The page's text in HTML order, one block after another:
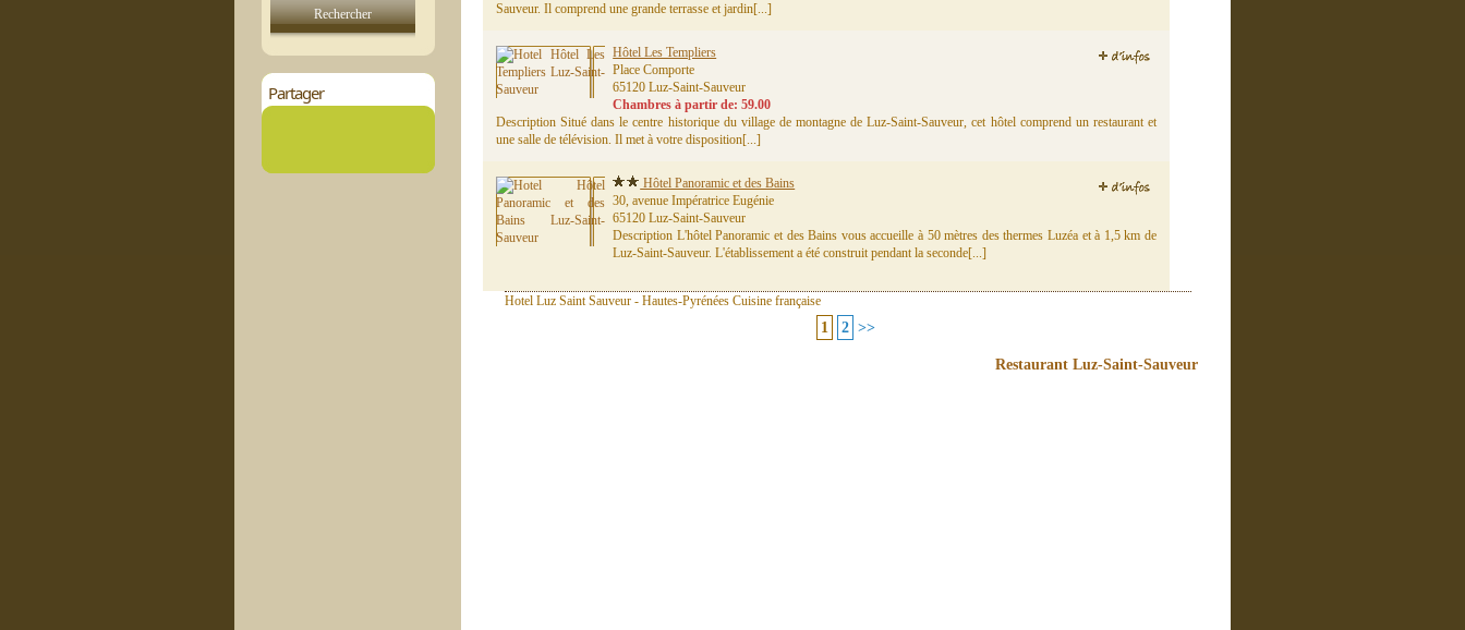
Partager
Sauveur. Il comprend une grande terrasse et jardin[...]
Hôtel Les Templiers
Place Comporte
65120 Luz-Saint-Sauveur
Chambres à partir de: 59.00
Description Situé dans le centre historique du village de montagne de Luz-Saint-Sauveur, cet hôtel comprend un restaurant et
une salle de télévision. Il met à votre disposition[...]
Hôtel Panoramic et des Bains
30, avenue Impératrice Eugénie
65120 Luz-Saint-Sauveur
Description L'hôtel Panoramic et des Bains vous accueille à 50 mètres des thermes Luzéa et à 1,5 km de
Luz-Saint-Sauveur. L'établissement a été construit pendant la seconde[...]
Hotel Luz Saint Sauveur - Hautes-Pyrénées Cuisine française
1 2 >>
Restaurant Luz-Saint-Sauveur